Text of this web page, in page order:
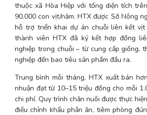
thuộc xã Hòa Hiệp với tổng diện tích
90.000 con vịt/năm. HTX được Sở Nông
hỗ trợ triển khai dự án chuỗi liên kết vịt
thành viên HTX đã ký kết hợp đồng
nghiệp trong chuỗi – từ cung cấp giống,
nghiệp đến bao tiêu sản phẩm đầu ra.
Trung bình mỗi tháng, HTX xuất bán
nhuận đạt từ 10–15 triệu đồng cho mỗi
chi phí. Quy trình chăn nuôi được thực
điều chỉnh khẩu phần ăn, tiêm phòng